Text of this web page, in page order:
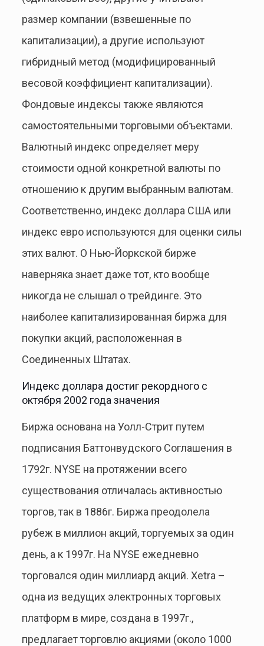
размер компании (взвешенные по
капитализации), а другие используют
гибридный метод (модифицированный
весовой коэффициент капитализации).
Фондовые индексы также являются
самостоятельными торговыми объектами.
Валютный индекс определяет меру
стоимости одной конкретной валюты по
отношению к другим выбранным валютам.
Соответственно, индекс доллара США или
индекс евро используются для оценки силы
этих валют. О Нью-Йоркской бирже
наверняка знает даже тот, кто вообще
никогда не слышал о трейдинге. Это
наиболее капитализированная биржа для
покупки акций, расположенная в
Соединенных Штатах.
Индекс доллара достиг рекордного с
октября 2002 года значения
Биржа основана на Уолл-Стрит путем
подписания Баттонвудского Соглашения в
1792г. NYSE на протяжении всего
существования отличалась активностью
торгов, так в 1886г. Биржа преодолела
рубеж в миллион акций, торгуемых за один
день, а к 1997г. На NYSE ежедневно
торговался один миллиард акций. Xetra –
одна из ведущих электронных торговых
платформ в мире, создана в 1997г.,
предлагает торговлю акциями (около 1000